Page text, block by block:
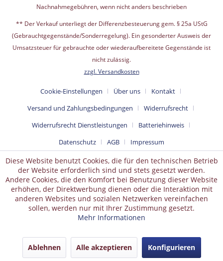
Nachnahmegebühren, wenn nicht anders beschrieben
** Der Verkauf unterliegt der Differenzbesteuerung gem. § 25a UStG
(Gebrauchtgegenstände/Sonderregelung). Ein gesonderter Ausweis der
Umsatzsteuer für gebrauchte oder wiederaufbereitete Gegenstände ist
nicht zulässig.
zzgl. Versandkosten
Cookie-Einstellungen Über uns
Kontakt
Versand und Zahlungsbedingungen
Widerrufsrecht
Widerrufsrecht Dienstleistungen
Batteriehinweis
Datenschutz
AGB Impressum
Diese Website benutzt Cookies, die für den technischen Betrieb
der Website erforderlich sind und stets gesetzt werden.
Andere Cookies, die den Komfort bei Benutzung dieser Website
erhöhen, der Direktwerbung dienen oder die Interaktion mit
anderen Websites und sozialen Netzwerken vereinfachen
sollen, werden nur mit Ihrer Zustimmung gesetzt.
Mehr Informationen
Ablehnen Alle akzeptieren Konfigurieren